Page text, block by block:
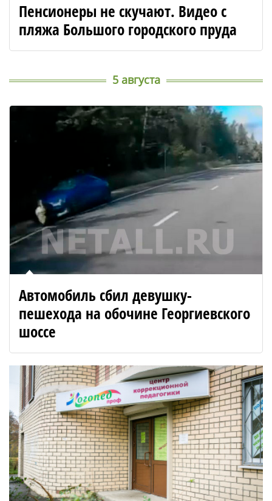
Пенсионеры не скучают. Видео с
пляжа Большого городского пруда
5 августа
Автомобиль сбил девушку-
пешехода на обочине Георгиевского
шоссе